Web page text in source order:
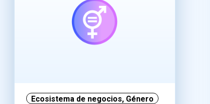
Ecosistema de negocios, Género